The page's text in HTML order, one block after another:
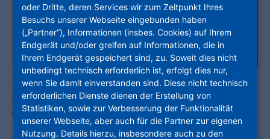
Eröffnen feierlich das KelsterLab: (v. li.) Kelsterbachs Bürgermeister
Manfred Ockel, Stefan Sauer, Hessischer Staatssekretär für
Digitalisierung und Innovation, und Marion Schmitz-Stadtfeld
(ProjektStadt | Integrierte Stadtentwicklung. Foto: HMD
oder Dritte, deren Services wir zum Zeitpunkt Ihres
Besuchs unserer Webseite eingebunden haben
(„Partner“), Informationen (insbes. Cookies) auf Ihrem
Endgerät und/oder greifen auf Informationen, die in
Ihrem Endgerät gespeichert sind, zu. Soweit dies nicht
unbedingt technisch erforderlich ist, erfolgt dies nur,
wenn Sie damit einverstanden sind. Diese nicht technisch
erforderlichen Dienste dienen der Erstellung von
Statistiken, sowie zur Verbesserung der Funktionalität
unserer Webseite, aber auch für die Partner zur eigenen
Nutzung. Details hierzu, insbesondere auch zu den